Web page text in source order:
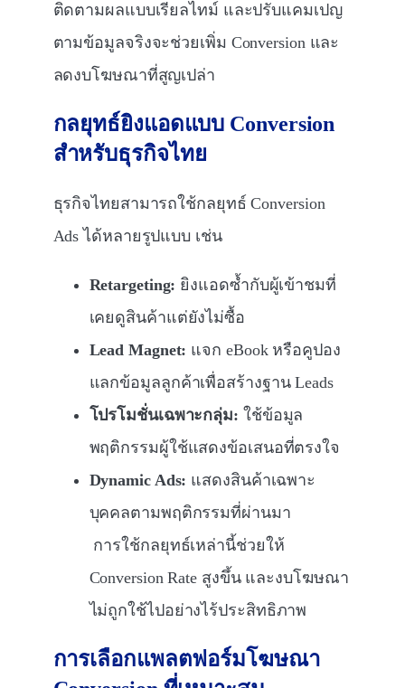
ติดตามผลแบบเรียลไทม์ และปรับแคมเปญ
ตามข้อมูลจริงจะช่วยเพิ่ม Conversion และ
ลดงบโฆษณาที่สูญเปล่า
กลยุทธ์ยิงแอดแบบ Conversion
สำหรับธุรกิจไทย
ธุรกิจไทยสามารถใช้กลยุทธ์ Conversion
Ads ได้หลายรูปแบบ เช่น
Retargeting: ยิงแอดซ้ำกับผู้เข้าชมที่
เคยดูสินค้าแต่ยังไม่ซื้อ
Lead Magnet: แจก eBook หรือคูปอง
แลกข้อมูลลูกค้าเพื่อสร้างฐาน Leads
โปรโมชั่นเฉพาะกลุ่ม: ใช้ข้อมูล
พฤติกรรมผู้ใช้แสดงข้อเสนอที่ตรงใจ
Dynamic Ads: แสดงสินค้าเฉพาะ
บุคคลตามพฤติกรรมที่ผ่านมา
การใช้กลยุทธ์เหล่านี้ช่วยให้
Conversion Rate สูงขึ้น และงบโฆษณา
ไม่ถูกใช้ไปอย่างไร้ประสิทธิภาพ
การเลือกแพลตฟอร์มโฆษณา